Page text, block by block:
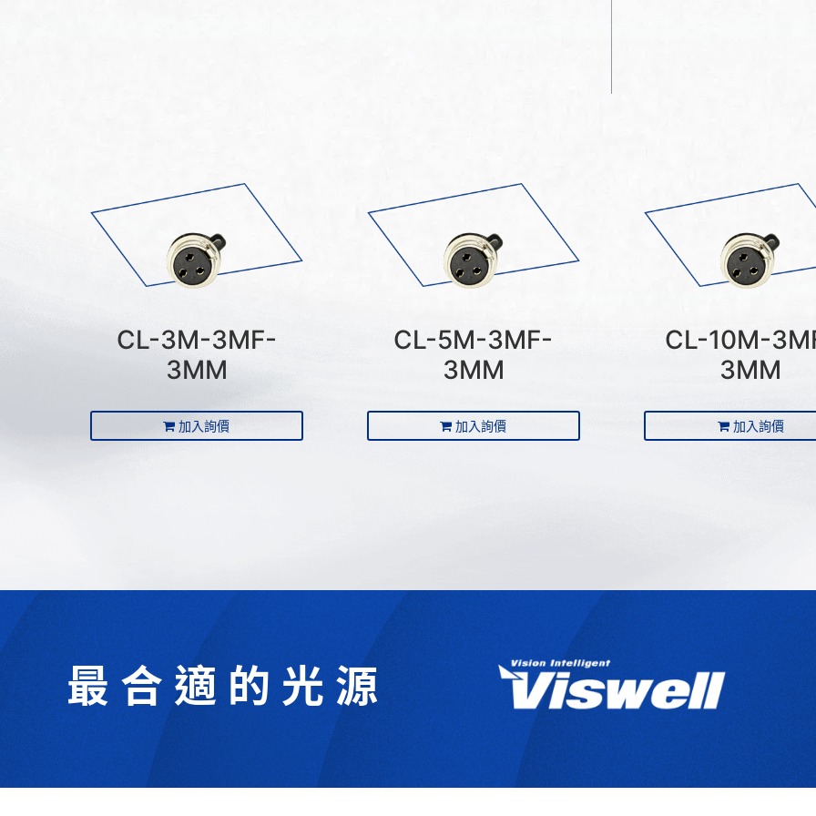
CL-3M-3MF-
3MM
加入詢價
CL-5M-3MF-
3MM
加入詢價
CL-10M-
3MM
加入詢價
最合適的光源